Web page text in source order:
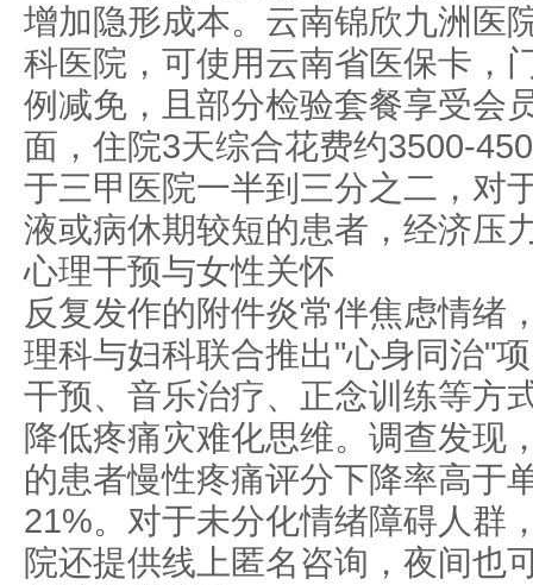
增加隐形成本。云南锦欣九洲医
科医院，可使用云南省医保卡，
例减免，且部分检验套餐享受会
面，住院3天综合花费约3500-
于三甲医院一半到三分之二，对
液或病休期较短的患者，经济压
心理干预与女性关怀
反复发作的附件炎常伴焦虑情绪
理科与妇科联合推出"心身同治"
干预、音乐治疗、正念训练等方
降低疼痛灾难化思维。调查发现
的患者慢性疼痛评分下降率高于
21%。对于未分化情绪障碍人群
院还提供线上匿名咨询，夜间也